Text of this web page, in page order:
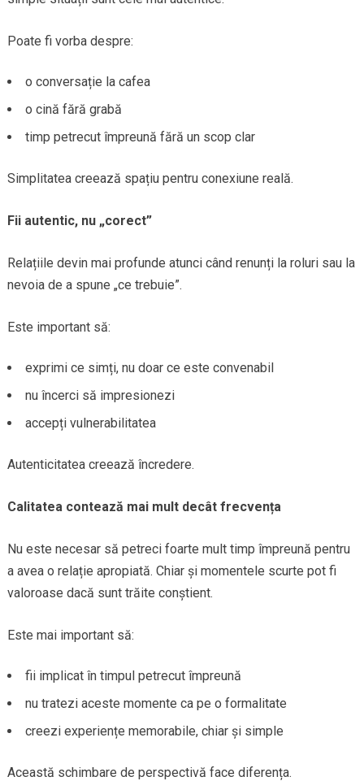
Poate fi vorba despre:
o conversație la cafea
o cină fără grabă
timp petrecut împreună fără un scop clar
Simplitatea creează spațiu pentru conexiune reală.
Fii autentic, nu „corect”
Relațiile devin mai profunde atunci când renunți la roluri sau la
nevoia de a spune „ce trebuie”.
Este important să:
exprimi ce simți, nu doar ce este convenabil
nu încerci să impresionezi
accepți vulnerabilitatea
Autenticitatea creează încredere.
Calitatea contează mai mult decât frecvența
Nu este necesar să petreci foarte mult timp împreună pentru
a avea o relație apropiată. Chiar și momentele scurte pot fi
valoroase dacă sunt trăite conștient.
Este mai important să:
fii implicat în timpul petrecut împreună
nu tratezi aceste momente ca pe o formalitate
creezi experiențe memorabile, chiar și simple
Această schimbare de perspectivă face diferența.